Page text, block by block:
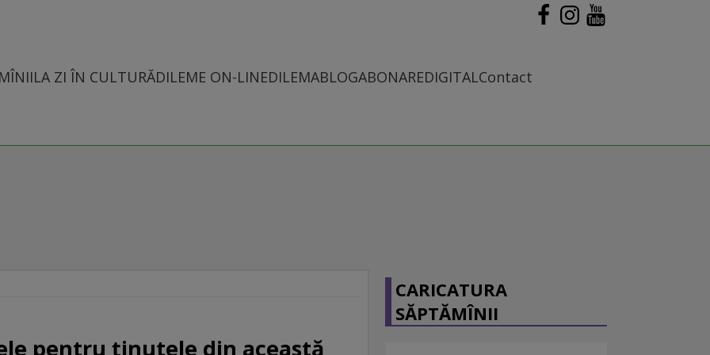
LA ZI ÎN CULTURĂDILEME ON-LINEDILEMABLOGABONAREDIGITALContact
pentru ținutele din această
CARICATURA
SĂPTĂMÎNII